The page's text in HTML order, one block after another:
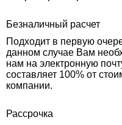
Безналичный расчет
Подходит в первую
данном случае Вам
нам на электронную
составляет 100% от
компании.
Рассрочка